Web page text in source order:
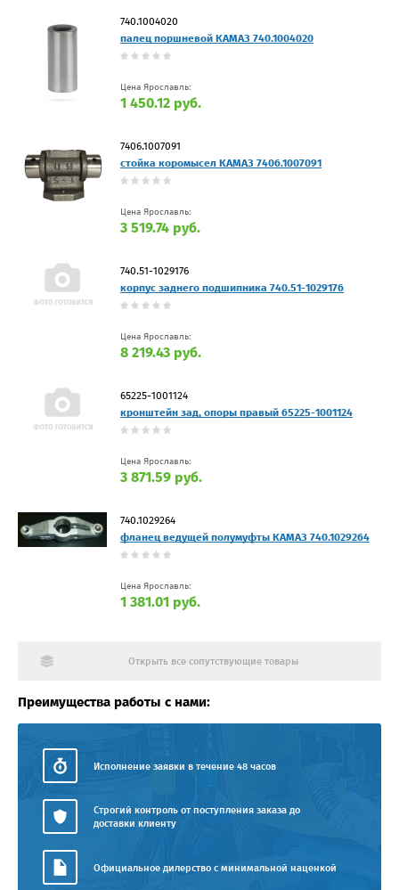
740.1004020
палец поршневой КАМАЗ 740.1004020
Цена Ярославль:
1 450.12 руб.
7406.1007091
стойка коромысел КАМАЗ 7406.1007091
Цена Ярославль:
3 519.74 руб.
740.51-1029176
корпус заднего подшипника 740.51-1029176
Цена Ярославль:
8 219.43 руб.
65225-1001124
кронштейн зад, опоры правый 65225-1001124
Цена Ярославль:
3 871.59 руб.
740.1029264
фланец ведущей полумуфты КАМАЗ 740.1029264
Цена Ярославль:
1 381.01 руб.
Открыть все сопутствующие товары
Преимущества работы с нами:
Исполнение заявки в течение 48 часов
Строгий контроль от поступления заказа до
доставки клиенту
Официальное дилерство с минимальной наценкой